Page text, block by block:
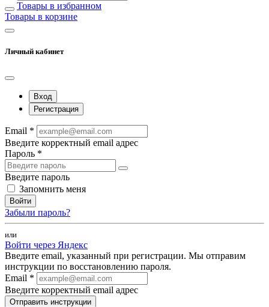
Товары в избранном
Товары в корзине
Личный кабинет
Вход
Регистрация
Email *
Введите корректный email адрес
Пароль *
Введите пароль
Запомнить меня
Войти
Забыли пароль?
или
Войти через Яндекс
Введите email, указанный при регистрации. Мы отправим
инструкции по восстановлению пароля.
Email *
Введите корректный email адрес
Отправить инструкции